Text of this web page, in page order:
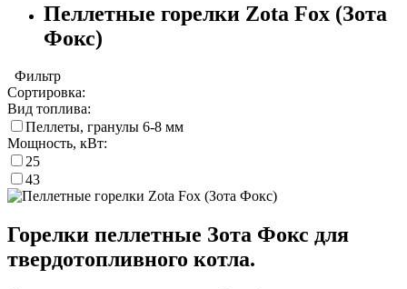
Пеллетные горелки Zota Fox (Зота
Фокс)
Фильтр
Сортировка:
Вид топлива:
Пеллеты, гранулы 6-8 мм
Мощность, кВт:
25
43
Горелки пеллетные Зота Фокс для
твердотопливного котла.